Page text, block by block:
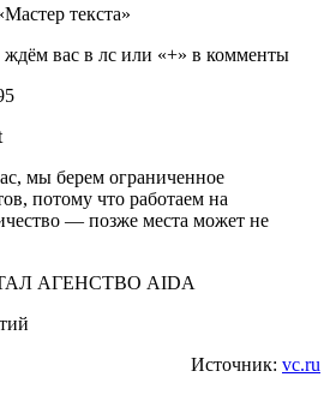
вас в лс или «+» в комменты
мы берем ограниченное
потому что работаем на
— позже места может не
АГЕНСТВО AIDA
Источник: vc.ru